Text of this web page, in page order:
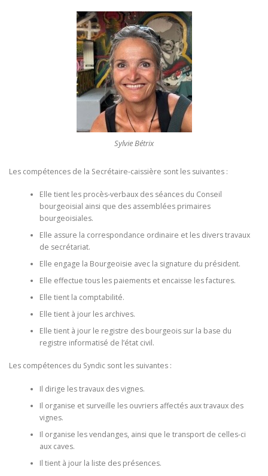
Sylvie Bétrix
Les compétences de la Secrétaire-caissière sont les suivantes :
Elle tient les procès-verbaux des séances du Conseil
bourgeoisial ainsi que des assemblées primaires
bourgeoisiales.
Elle assure la correspondance ordinaire et les divers travaux
de secrétariat.
Elle engage la Bourgeoisie avec la signature du président.
Elle effectue tous les paiements et encaisse les factures.
Elle tient la comptabilité.
Elle tient à jour les archives.
Elle tient à jour le registre des bourgeois sur la base du
registre informatisé de l’état civil.
Les compétences du Syndic sont les suivantes :
Il dirige les travaux des vignes.
Il organise et surveille les ouvriers affectés aux travaux des
vignes.
Il organise les vendanges, ainsi que le transport de celles-ci
aux caves.
Il tient à jour la liste des présences.